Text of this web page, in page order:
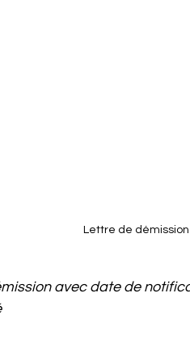
Lettre de
avec date de